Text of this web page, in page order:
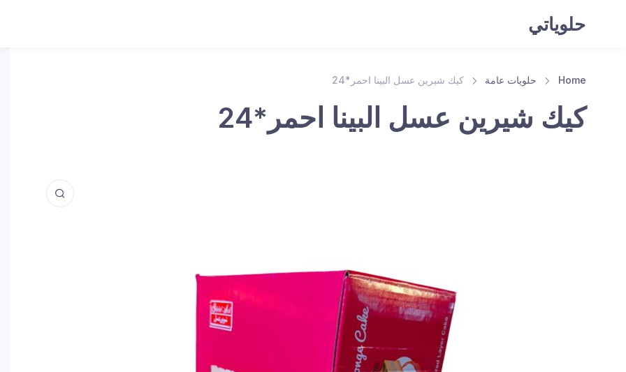
حلوياتي
Home حلويات عامة كيك شيرين عسل البينا احمر*24
كيك شيرين عسل البينا احمر*24